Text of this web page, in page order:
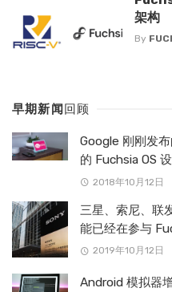
架构
By
早期新闻 回顾
Google 刚刚发
的 Fuchsia OS
2018年10月12日
三星、索尼、联
能已经在参与
2019年10月12日
Android 模拟器